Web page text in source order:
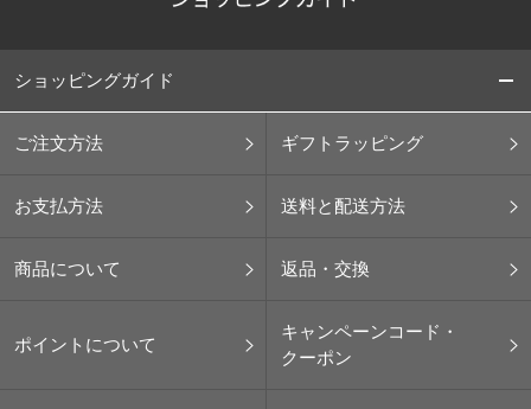
ショッピングガイド
ご注文方法 ギフトラッピング
お支払方法 送料と配送方法
商品について 返品・交換
ポイントについて
キャンペーンコード・
クーポン